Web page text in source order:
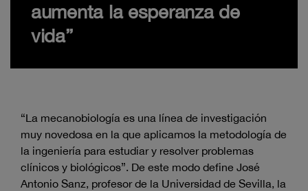
aumenta la esperanza de
vida”
“La mecanobiología es una línea de investigación
muy novedosa en la que aplicamos la metodología de
la ingeniería para estudiar y resolver problemas
clínicos y biológicos”. De este modo define José
Antonio Sanz, profesor de la Universidad de Sevilla, la